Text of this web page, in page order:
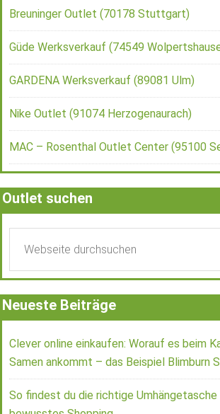
Breuninger Outlet (70178 Stuttgart)
Güde Werksverkauf (74549
GARDENA Werksverkauf (89081 Ulm)
Nike Outlet (91074 Herzogenaurach)
MAC – Rosenthal Outlet Center (95100
Outlet suchen
Neueste Beiträge
Clever online einkaufen: Worauf es beim
Samen ankommt – das Beispiel Blimburn
So findest du die richtige